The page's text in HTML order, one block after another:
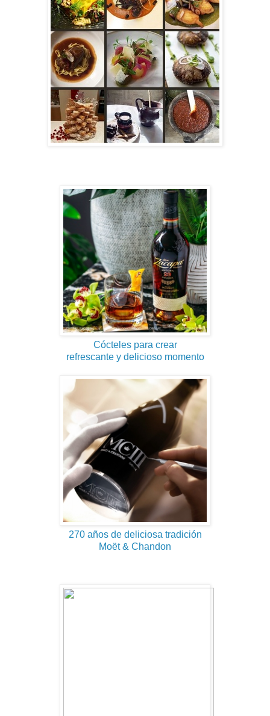
Cócteles para crear
refrescante y delicioso momento
270 años de deliciosa tradición
Moët & Chandon